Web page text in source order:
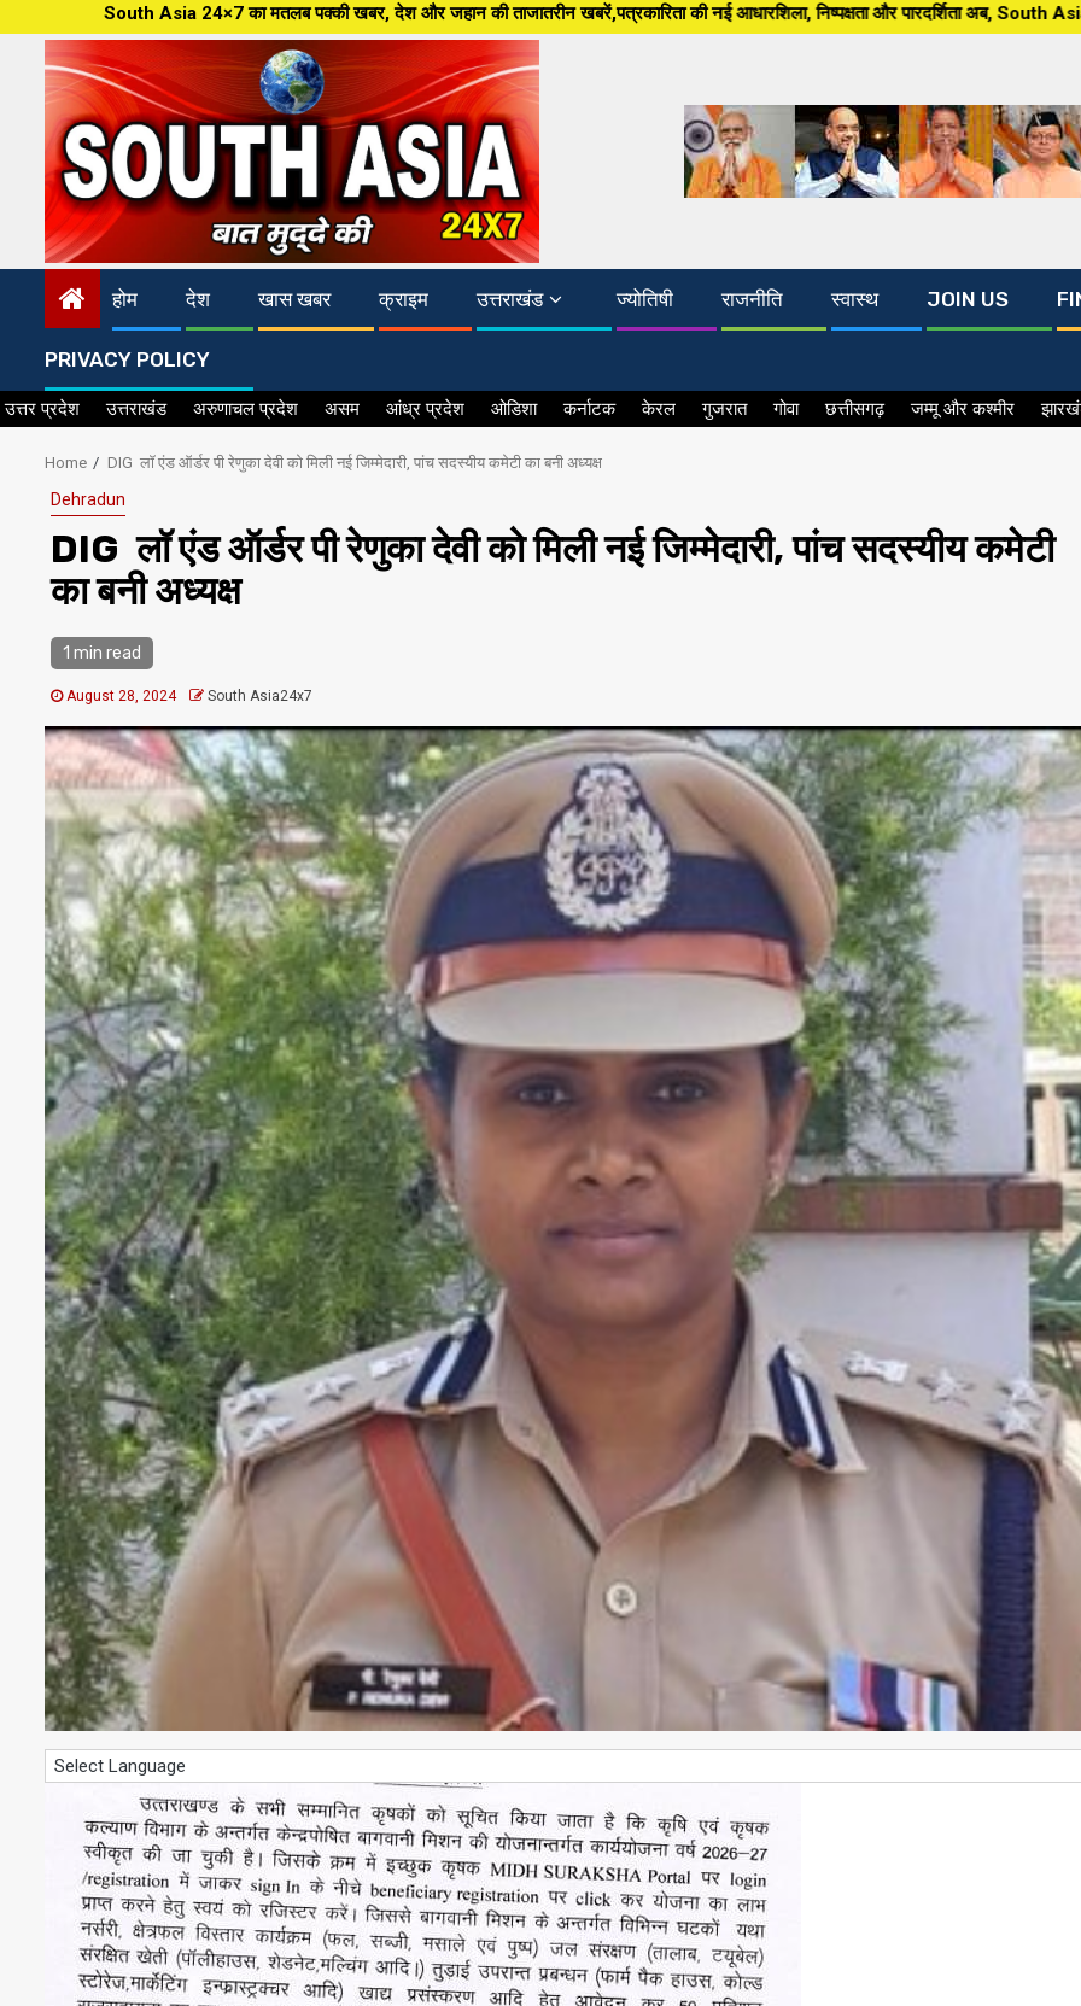
to
content
Asia 24×7 का मतलब पक्की खबर, देश और जहान की ताजातरीन खबरें,पत्रकारिता की नई आधारशिला, निष्पक्षता और पारदर्शिता अब, South Asia 24×7 पर
होम देश खास खबर क्राइम उत्तराखंड ज्योतिषी राजनीति स्वास्थ JOIN US
PRIVACY POLICY
उत्तर प्रदेश उत्तराखंड अरुणाचल प्रदेश असम आंध्र प्रदेश ओडिशा कर्नाटक केरल गुजरात गोवा छत्तीसगढ़ जम्मू और कश्मीर
Home DIG लॉ एंड ऑर्डर पी रेणुका देवी को मिली नई जिम्मेदारी, पांच सदस्यीय कमेटी का बनी अध्यक्ष
Dehradun
DIG लॉ एंड ऑर्डर पी रेणुका देवी को मिली नई जिम्मेदारी, पांच सदस्यीय कमेटी
का बनी अध्यक्ष
1 min read
August 28, 2024 South Asia24x7